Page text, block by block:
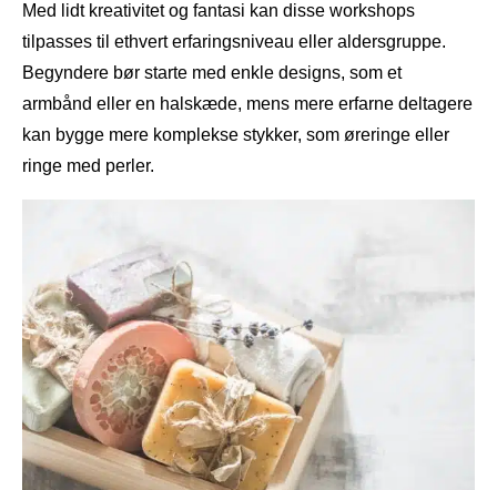
Med lidt kreativitet og fantasi kan disse workshops
tilpasses til ethvert erfaringsniveau eller aldersgruppe.
Begyndere bør starte med enkle designs, som et
armbånd eller en halskæde, mens mere erfarne deltagere
kan bygge mere komplekse stykker, som øreringe eller
ringe med perler.